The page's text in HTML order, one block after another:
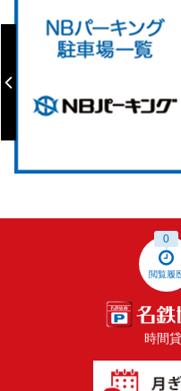
閲覧履
0
時間